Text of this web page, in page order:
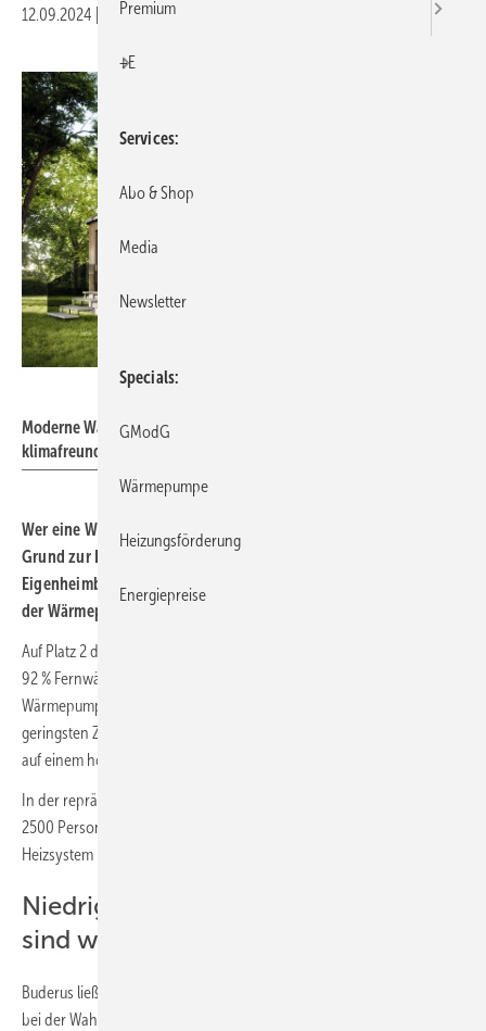
12.09.2024 Druckvorschau
Moderne Wärmepumpen überzeugen durch ihren
klimafreundlichen und effizienten Betrieb.
Wer eine Wärmepumpe sein Eigen nennt, hat in der Regel keinen
Grund zur Klage: In einer repräsentativen Umfrage unter
Eigenheimbesitzern im Auftrag von Buderus waren mehr als 95
der Wärmepumpen-Nutzer zufrieden mit ihrem Heizsystem.
Auf Platz 2 der Zufriedenheitsskala folgten mit jeweils knapp
92 % Fernwärmenutzer sowie Eigenheimbesitzer, die ein
Wärmepumpen-Hybridsystem in ihrem Zuhause haben. Den
geringsten Zufriedenheitswert – mit mehr als 70 % aber immer noch
auf einem hohen Niveau – gaben Elektroheizungsnutzer an.
In der repräsentativen Online-Umfrage wurden im März und April
2500 Personen, die in einem eigenen Haus leben, zu ihrem
Heizsystem befragt.
Niedrige Energiekosten im Betrieb
sind wichtig
Buderus ließ ebenfalls erheben, welche Gründe für Eigenheimbesitzer
bei der Wahl eines neuen Heizsystems für ihr privates Zuhause am
Premium
+E
Services
Abo & Shop
Media
Newsletter
Specials
GModG
Wärmepumpe
Heizungsförderung
Energiepreise